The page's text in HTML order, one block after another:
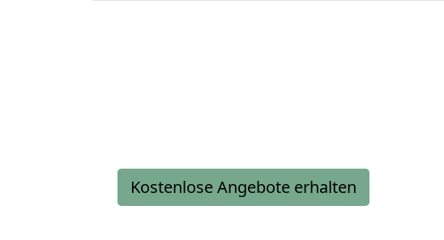
Kostenlose Angebote erhalten